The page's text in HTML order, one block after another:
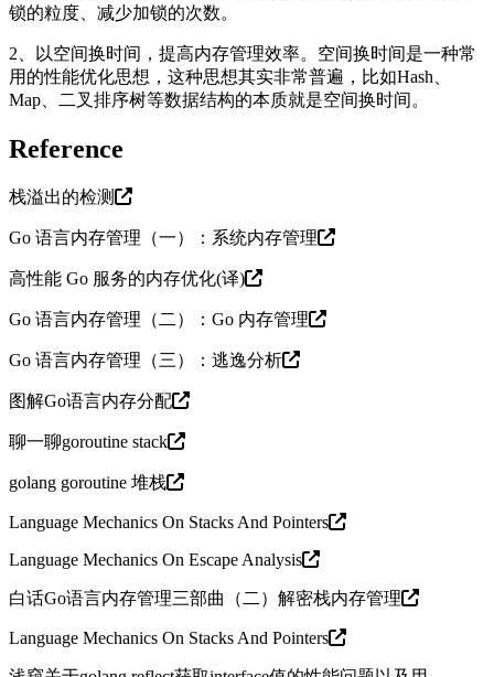
锁的粒度、减少加锁的次数。
2、以空间换时间，提高内存管理效率。空间换时间是一种常
用的性能优化思想，这种思想其实非常普遍，比如Hash、
Map、二叉排序树等数据结构的本质就是空间换时间。
Reference
栈溢出的检测
Go 语言内存管理（一）：系统内存管理
高性能 Go 服务的内存优化(译)
Go 语言内存管理（二）：Go 内存管理
Go 语言内存管理（三）：逃逸分析
图解Go语言内存分配
聊一聊goroutine stack
golang goroutine 堆栈
Language Mechanics On Stacks And Pointers
Language Mechanics On Escape Analysis
白话Go语言内存管理三部曲（二）解密栈内存管理
Language Mechanics On Stacks And Pointers